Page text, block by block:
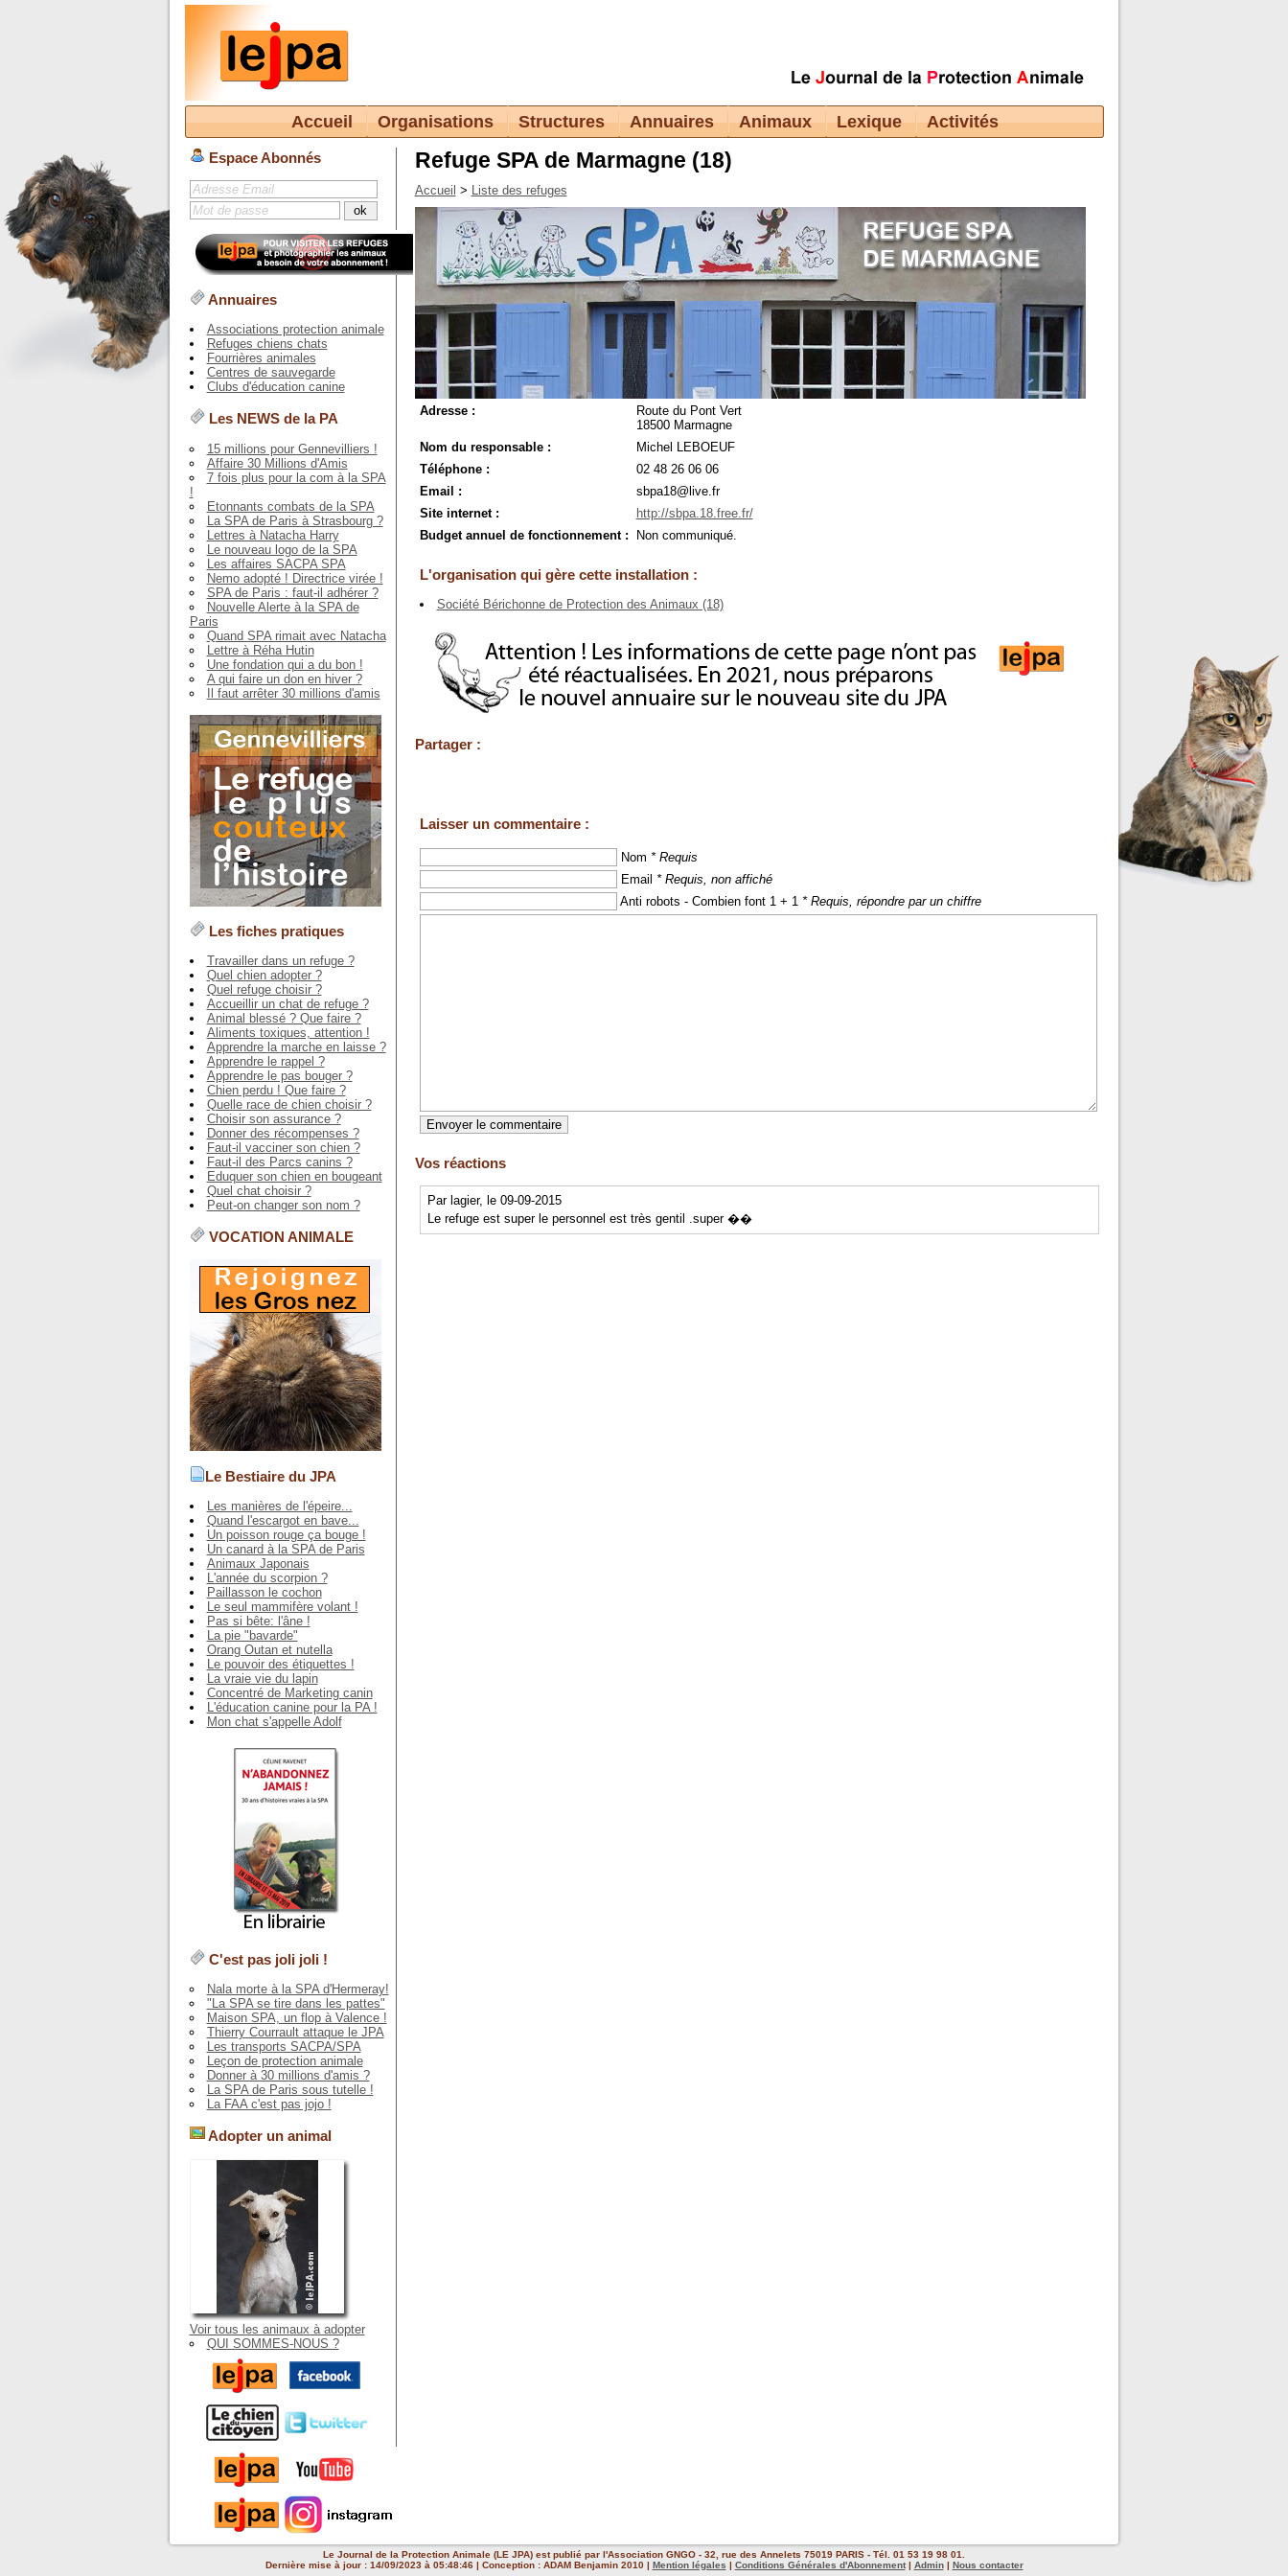
Accueil Organisations Structures Annuaires Animaux Lexique Activités
Espace Abonnés
Annuaires
Associations protection animale
Refuges chiens chats
Fourrières animales
Centres de sauvegarde
Clubs d'éducation canine
Les NEWS de la PA
15 millions pour Gennevilliers !
Affaire 30 Millions d'Amis
7 fois plus pour la com à la SPA
!
Etonnants combats de la SPA
La SPA de Paris à Strasbourg ?
Lettres à Natacha Harry
Le nouveau logo de la SPA
Les affaires SACPA SPA
Nemo adopté ! Directrice virée !
SPA de Paris : faut-il adhérer ?
Nouvelle Alerte à la SPA de
Paris
Quand SPA rimait avec Natacha
Lettre à Réha Hutin
Une fondation qui a du bon !
A qui faire un don en hiver ?
Il faut arrêter 30 millions d'amis
Les fiches pratiques
Travailler dans un refuge ?
Quel chien adopter ?
Quel refuge choisir ?
Accueillir un chat de refuge ?
Animal blessé ? Que faire ?
Aliments toxiques, attention !
Apprendre la marche en laisse ?
Apprendre le rappel ?
Apprendre le pas bouger ?
Chien perdu ! Que faire ?
Quelle race de chien choisir ?
Choisir son assurance ?
Donner des récompenses ?
Faut-il vacciner son chien ?
Faut-il des Parcs canins ?
Eduquer son chien en bougeant
Quel chat choisir ?
Peut-on changer son nom ?
VOCATION ANIMALE
Le Bestiaire du JPA
Les manières de l'épeire...
Quand l'escargot en bave...
Un poisson rouge ça bouge !
Un canard à la SPA de Paris
Animaux Japonais
L'année du scorpion ?
Paillasson le cochon
Le seul mammifère volant !
Pas si bête: l'âne !
La pie "bavarde"
Orang Outan et nutella
Le pouvoir des étiquettes !
La vraie vie du lapin
Concentré de Marketing canin
L'éducation canine pour la PA !
Mon chat s'appelle Adolf
C'est pas joli joli !
Nala morte à la SPA d'Hermeray!
"La SPA se tire dans les pattes"
Maison SPA, un flop à Valence !
Thierry Courrault attaque le JPA
Les transports SACPA/SPA
Leçon de protection animale
Donner à 30 millions d'amis ?
La SPA de Paris sous tutelle !
La FAA c'est pas jojo !
Adopter un animal
Voir tous les animaux à adopter
QUI SOMMES-NOUS ?
Refuge SPA de Marmagne (18)
Accueil > Liste des refuges
Adresse :
Route du Pont Vert
18500 Marmagne
Nom du responsable :
Michel LEBOEUF
Téléphone :
02 48 26 06 06
Email :
sbpa18@live.fr
Site internet :
http://sbpa.18.free.fr/
Budget annuel de fonctionnement :
Non communiqué.
L'organisation qui gère cette installation :
Société Bérichonne de Protection des Animaux (18)
Partager :
Laisser un commentaire :
Nom * Requis
Email * Requis, non affiché
Anti robots - Combien font 1 + 1 * Requis, répondre par un chiffre
Vos réactions
Par lagier, le 09-09-2015
Le refuge est super le personnel est très gentil .super ��
Le Journal de la Protection Animale (LE JPA) est publié par l'Association GNGO - 32, rue des Annelets 75019 PARIS - Tél. 01 53 19 98 01.
Dernière mise à jour : 14/09/2023 à 05:48:46 | Conception : ADAM Benjamin 2010 | Mention légales | Conditions Générales d'Abonnement| Admin| Nous contacter